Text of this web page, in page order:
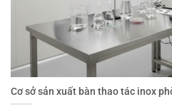
Cơ sở sản xuất bàn thao tác inox